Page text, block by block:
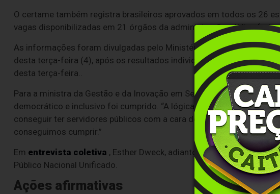
O certame também registra brasileiros aprovados em todos os 26
vagas disponibilizadas em 21 órgãos da administração pública
As informações foram divulgadas pelo Ministério da Gestão e da
desta terça-feira (4), após os resultados individuais de todos os
desta terça-feira..
Para a ministra da Gestão e da Inovação em Serviços Públicos,
democrático e inclusivo foi cumprido. “A lógica da democratização,
conseguir ter servidores públicos com a cara do Brasil. Esse era o
conseguimos cumprir.”
Em entrevista coletiva , Esther Dweck, adiantou que, em breve, o
Público Nacional Unificado.
Ações afirmativas